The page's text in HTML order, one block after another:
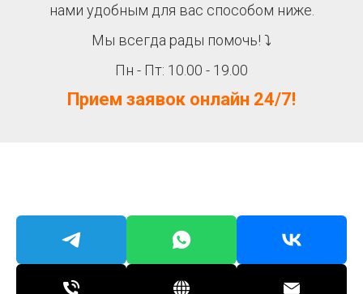
нами удобным для вас способом ниже.
Мы всегда рады помочь! ⤵
Пн - Пт: 10.00 - 19.00
Прием заявок онлайн 24/7!